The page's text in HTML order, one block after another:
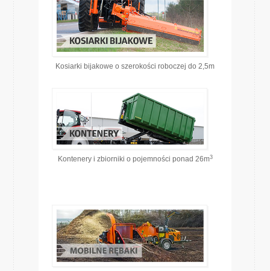
Kosiarki bijakowe o szerokości roboczej do 2,5m
Kontenery i zbiorniki o pojemności ponad 26m3